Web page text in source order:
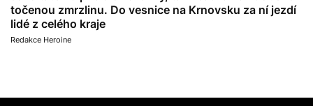
točenou zmrzlinu. Do vesnice na Krnovsku za ní jezdí
lidé z celého kraje
Redakce Heroine